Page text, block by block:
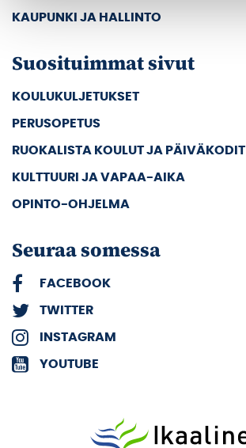
KAUPUNKI JA HALLINTO
Suosituimmat sivut
KOULUKULJETUKSET
PERUSOPETUS
RUOKALISTA KOULUT JA PÄIVÄKODIT
KULTTUURI JA VAPAA-AIKA
OPINTO-OHJELMA
Seuraa somessa
FACEBOOK
TWITTER
INSTAGRAM
YOUTUBE